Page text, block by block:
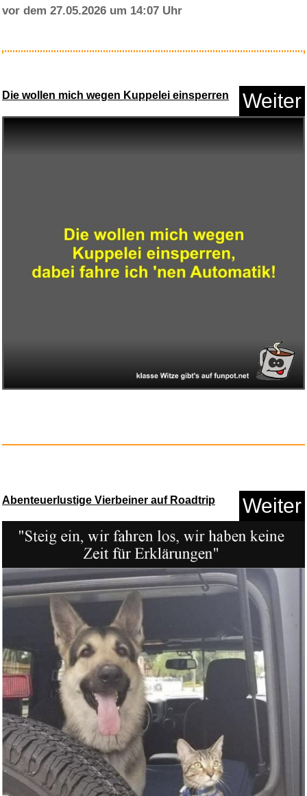
Anzeige
Richard Bonelli,Bariton...
Anzeige
Glitzer Squishy XXL Viral Myst...
vor dem 27.05.2026 um 14:07 Uhr
Die wollen mich wegen Kuppelei einsperren Weiter
Abenteuerlustige Vierbeiner auf Roadtrip Weiter